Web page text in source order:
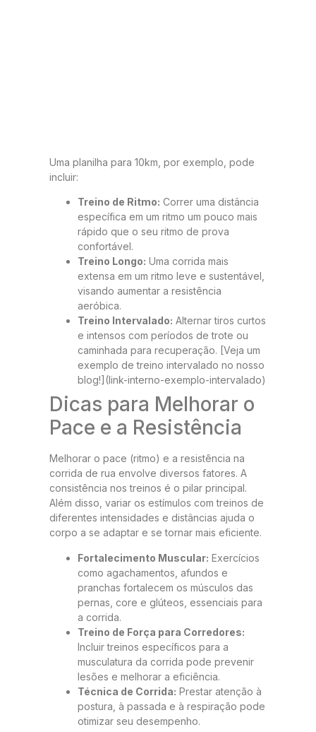
Uma planilha para 10km, por exemplo, pode
incluir:
Treino de Ritmo: Correr uma distância
específica em um ritmo um pouco mais
rápido que o seu ritmo de prova
confortável.
Treino Longo: Uma corrida mais
extensa em um ritmo leve e sustentável,
visando aumentar a resistência
aeróbica.
Treino Intervalado: Alternar tiros curtos
e intensos com períodos de trote ou
caminhada para recuperação. [Veja um
exemplo de treino intervalado no nosso
blog!](link-interno-exemplo-intervalado)
Dicas para Melhorar o
Pace e a Resistência
Melhorar o pace (ritmo) e a resistência na
corrida de rua envolve diversos fatores. A
consistência nos treinos é o pilar principal.
Além disso, variar os estímulos com treinos de
diferentes intensidades e distâncias ajuda o
corpo a se adaptar e se tornar mais eficiente.
Fortalecimento Muscular: Exercícios
como agachamentos, afundos e
pranchas fortalecem os músculos das
pernas, core e glúteos, essenciais para
a corrida.
Treino de Força para Corredores:
Incluir treinos específicos para a
musculatura da corrida pode prevenir
lesões e melhorar a eficiência.
Técnica de Corrida: Prestar atenção à
postura, à passada e à respiração pode
otimizar seu desempenho.